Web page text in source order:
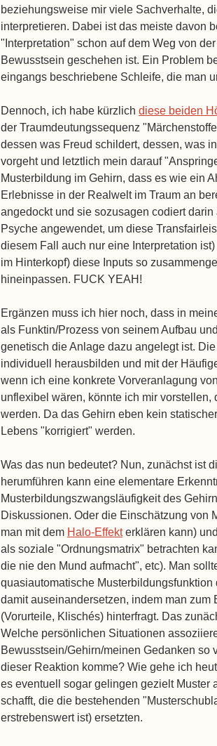
beziehungsweise mir viele Sachverhalte,
interpretieren. Dabei ist das meiste davon
"Interpretation" schon auf dem Weg von
Bewusstsein geschehen ist. Ein Problem
eingangs beschriebene Schleife, die man
Dennoch, ich habe kürzlich diese beiden
der Traumdeutungssequenz
dessen was Freud schildert, dessen, was
vorgeht und letztlich mein darauf
Musterbildung im Gehirn, dass es wie ein
Erlebnisse in der Realwelt im Traum an
angedockt und sie sozusagen codiert
Psyche angewendet, um diese
diesem Fall auch nur eine Interpretation
im Hinterkopf) diese Inputs so
hineinpassen. FUCK YEAH!
Ergänzen muss ich hier noch, dass in
als Funktin/Prozess von seinem Aufbau
genetisch die Anlage dazu angelegt ist.
individuell herausbilden und mit der
wenn ich eine konkrete Vorveranlagung
unflexibel wären, könnte ich mir
werden. Da das Gehirn eben kein
Lebens "korrigiert" werden.
Was das nun bedeutet? Nun, zunächst ist
herumführen kann eine elementare
Musterbildungszwangsläufigkeit des
Diskussionen. Oder die Einschätzung von
man mit dem Halo-Effekterklären kann)
als soziale "Ordnungsmatrix" betrachten
die nie den Mund aufmacht", etc). Man
quasiautomatische
damit auseinandersetzen, indem man
(Vorurteile, Klischés) hinterfragt. Das
Welche persönlichen Situationen
Bewusstsein/Gehirn/meinen Gedanken so
dieser Reaktion komme? Wie gehe ich
es eventuell sogar gelingen gezielt Muster
schafft, die die bestehenden
erstrebenswert ist) ersetzten.